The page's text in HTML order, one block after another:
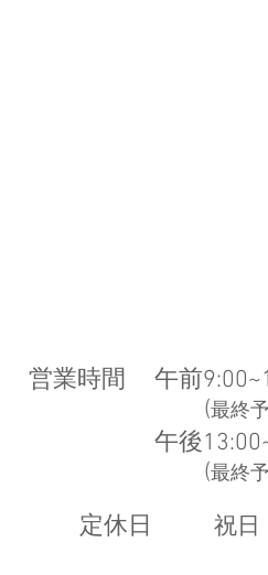
​営業時間
午前
(最終
午後
​ (最終
​定休日 祝日